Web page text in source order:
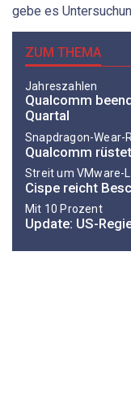
gebe es
ZUM THEMA
Jahreszahlen
Qualcomm
Quartal
Snapdragon-Wear-
Qualcomm
Streit um VMware-
Cispe reicht
Mit 10 Prozent
Update: US-